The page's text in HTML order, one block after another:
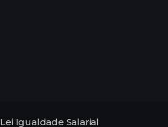
Lei Igualdade Salarial